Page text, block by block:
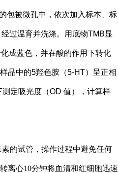
包被微孔中，依次加入标本、标
过温育并洗涤。用底物TMB显
成蓝色，并在酸的作用下转化
品中的5羟色胺（5-HT） 呈正相
测定吸光度（OD 值），计算样
的试管，操作过程中避免任何
离心10分钟将血清和红细胞迅速